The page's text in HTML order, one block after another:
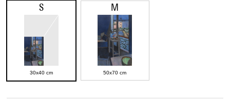
S
30x40 cm
M
50x70 cm